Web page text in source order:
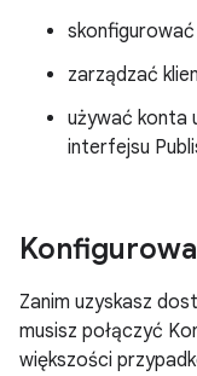
zarządzać
używać konta
interfejsu
Zanim uzyskasz
musisz połączyć
większości